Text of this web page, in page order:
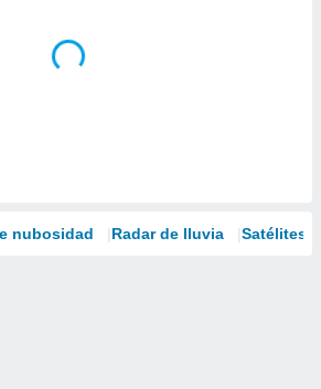
nubosidad Radar de lluvia Satélites